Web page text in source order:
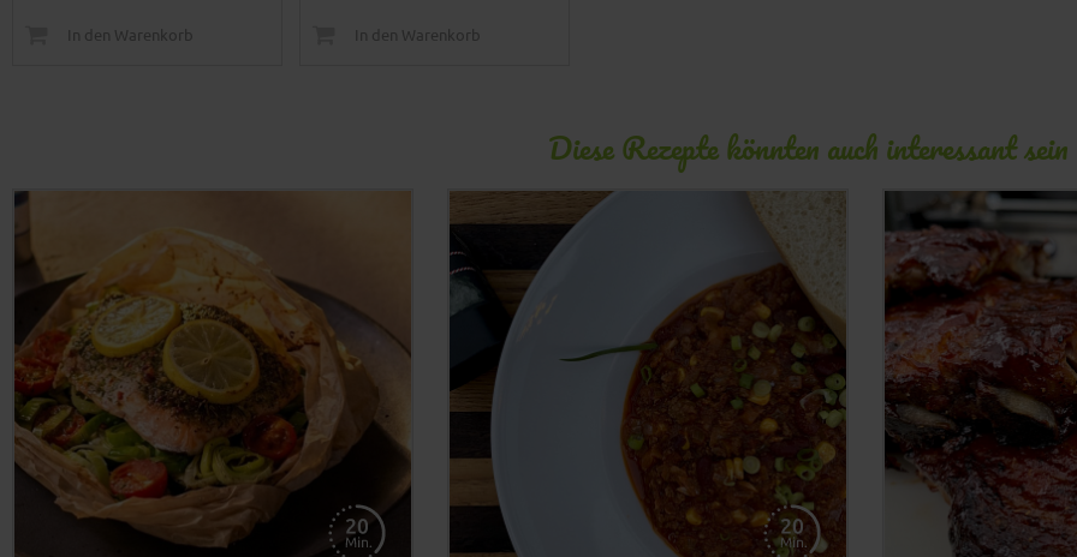
In den Warenkorb In den Warenkorb
Diese Rezepte könnten auch interessant sein